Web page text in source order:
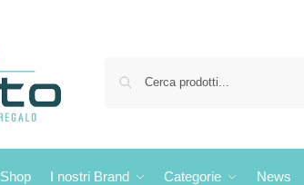
Shop I nostri Brand Categorie News